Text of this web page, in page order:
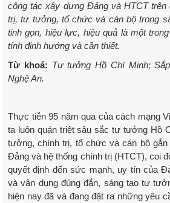
công tác xây dựng Đảng và HTCT
trị, tư tưởng, tổ chức và cán bộ trong
tinh gọn, hiệu lực, hiệu quả là một
tính định hướng và cần thiết.
Từ khoá: Tư tưởng Hồ Chí Minh;
Nghệ An.
Thực tiễn 95 năm qua của cách mạng
ta luôn quán triệt sâu sắc tư tưởng Hồ
tưởng, chính trị, tổ chức và cán bộ
Đảng và hệ thống chính trị (HTCT), coi
quyết định đến sức mạnh, uy tín của
và vận dụng đúng đắn, sáng tạo tư
hiện nay đã và đang đặt ra những yêu